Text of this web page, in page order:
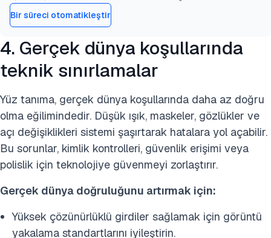
Bir süreci otomatikleştir
4. Gerçek dünya koşullarında
teknik sınırlamalar
Yüz tanıma, gerçek dünya koşullarında daha az doğru
olma eğilimindedir. Düşük ışık, maskeler, gözlükler ve
açı değişiklikleri sistemi şaşırtarak hatalara yol açabilir.
Bu sorunlar, kimlik kontrolleri, güvenlik erişimi veya
polislik için teknolojiye güvenmeyi zorlaştırır.
Gerçek dünya doğruluğunu artırmak için:
Yüksek çözünürlüklü girdiler sağlamak için görüntü
yakalama standartlarını iyileştirin.